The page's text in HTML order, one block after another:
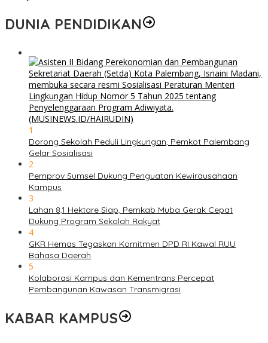
DUNIA PENDIDIKAN
1
Dorong Sekolah Peduli Lingkungan, Pemkot Palembang
Gelar Sosialisasi
2
Pemprov Sumsel Dukung Penguatan Kewirausahaan
Kampus
3
Lahan 8,1 Hektare Siap, Pemkab Muba Gerak Cepat
Dukung Program Sekolah Rakyat
4
GKR Hemas Tegaskan Komitmen DPD RI Kawal RUU
Bahasa Daerah
5
Kolaborasi Kampus dan Kementrans Percepat
Pembangunan Kawasan Transmigrasi
KABAR KAMPUS